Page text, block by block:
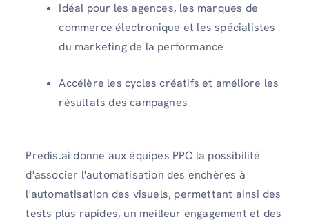
Idéal pour les agences, les marques de
commerce électronique et les spécialistes
du marketing de la performance
Accélère les cycles créatifs et améliore les
résultats des campagnes
Predis.ai donne aux équipes PPC la possibilité
d'associer l'automatisation des enchères à
l'automatisation des visuels, permettant ainsi des
tests plus rapides, un meilleur engagement et des